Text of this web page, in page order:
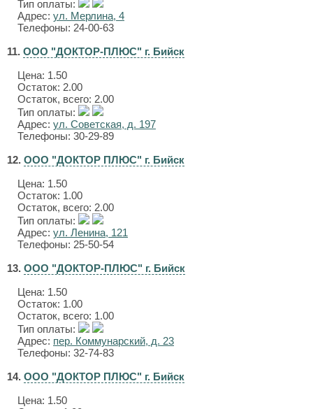
Тип оплаты:
Адрес: ул. Мерлина, 4
Телефоны: 24-00-63
11. ООО "ДОКТОР-ПЛЮС" г. Бийск
Цена: 1.50
Остаток: 2.00
Остаток, всего: 2.00
Тип оплаты:
Адрес: ул. Советская, д. 197
Телефоны: 30-29-89
12. ООО "ДОКТОР ПЛЮС" г. Бийск
Цена: 1.50
Остаток: 1.00
Остаток, всего: 2.00
Тип оплаты:
Адрес: ул. Ленина, 121
Телефоны: 25-50-54
13. ООО "ДОКТОР-ПЛЮС" г. Бийск
Цена: 1.50
Остаток: 1.00
Остаток, всего: 1.00
Тип оплаты:
Адрес: пер. Коммунарский, д. 23
Телефоны: 32-74-83
14. ООО "ДОКТОР ПЛЮС" г. Бийск
Цена: 1.50